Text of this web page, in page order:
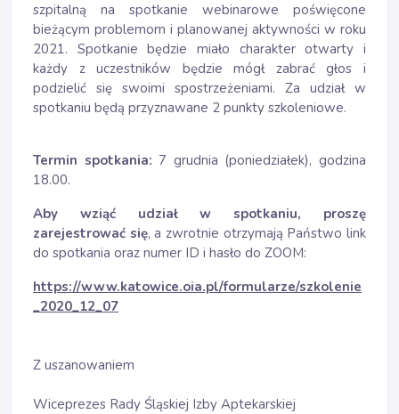
szpitalną na spotkanie webinarowe poświęcone
bieżącym problemom i planowanej aktywności w roku
2021. Spotkanie będzie miało charakter otwarty i
każdy z uczestników będzie mógł zabrać głos i
podzielić się swoimi spostrzeżeniami. Za udział w
spotkaniu będą przyznawane 2 punkty szkoleniowe.
Termin spotkania: 7 grudnia (poniedziałek), godzina
18.00.
Aby wziąć udział w spotkaniu, proszę
zarejestrować się, a zwrotnie otrzymają Państwo link
do spotkania oraz numer ID i hasło do ZOOM:
https://www.katowice.oia.pl/formularze/szkolenie
_2020_12_07
Z uszanowaniem
Wiceprezes Rady Śląskiej Izby Aptekarskiej